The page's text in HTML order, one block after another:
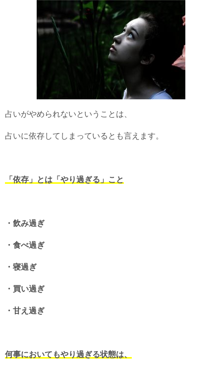
占いがやめられないということは、
占いに依存してしまっているとも言えます。
「依存」とは「やり過ぎる」こと
・飲み過ぎ
・食べ過ぎ
・寝過ぎ
・買い過ぎ
・甘え過ぎ
何事においてもやり過ぎる状態は、